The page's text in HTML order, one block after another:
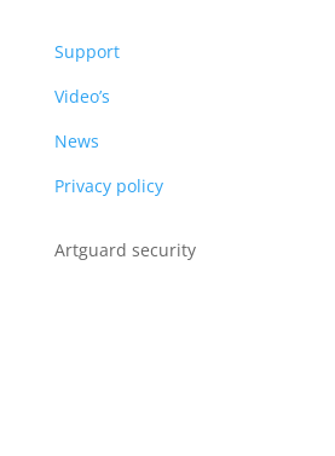
Support
Video’s
News
Privacy policy
Artguard security